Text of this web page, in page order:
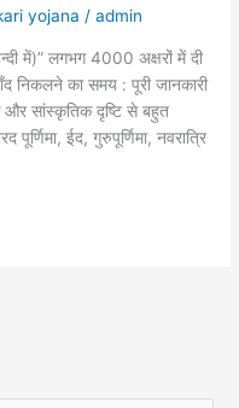
yojana /admin
में)” लगभग 4000 अक्षरों में दी
निकलने का समय : पूरी जानकारी
और सांस्कृतिक दृष्टि से बहुत
ईद, गुरुपूर्णिमा, नवरात्रि